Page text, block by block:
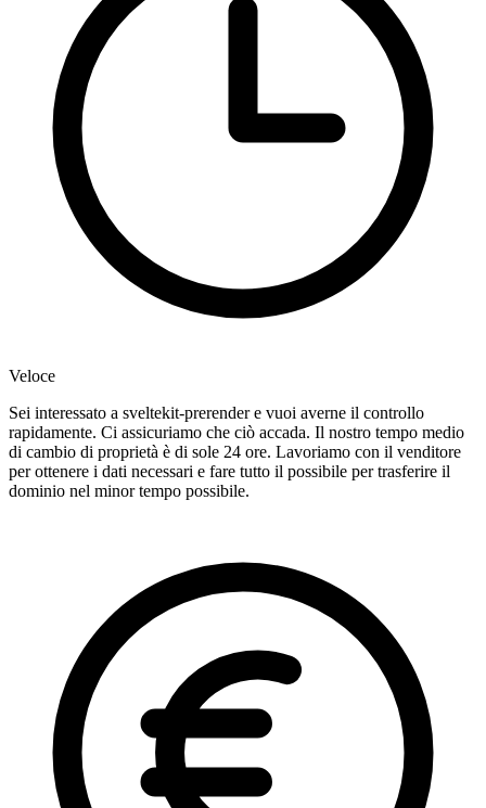
Veloce
Sei interessato a sveltekit-prerender e vuoi averne il controllo
rapidamente. Ci assicuriamo che ciò accada. Il nostro tempo medio
di cambio di proprietà è di sole 24 ore. Lavoriamo con il venditore
per ottenere i dati necessari e fare tutto il possibile per trasferire il
dominio nel minor tempo possibile.